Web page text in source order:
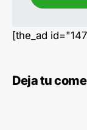
[the_ad
Deja tu